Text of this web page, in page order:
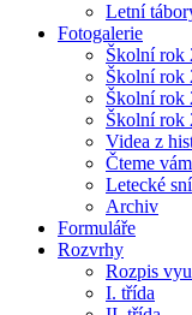
Letní
Fotogalerie
Školní rok
Školní rok
Školní rok
Školní rok
Videa z
Čteme
Letecké
Archiv
Formuláře
Rozvrhy
Rozpis
I. třída